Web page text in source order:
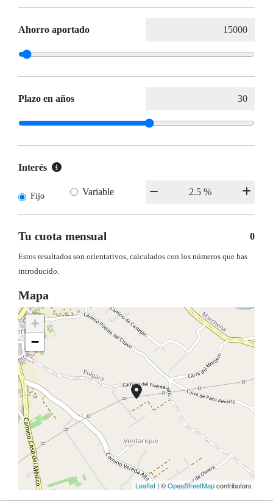
Ahorro aportado
Plazo en años
Interés
Fijo Variable
Tu cuota mensual 0
Estos resultados son orientativos, calculados con los números que has
introducido.
Mapa
+
−
Leaflet | ©OpenStreetMapcontributors